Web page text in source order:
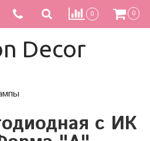
0 0
Decor
с ИК